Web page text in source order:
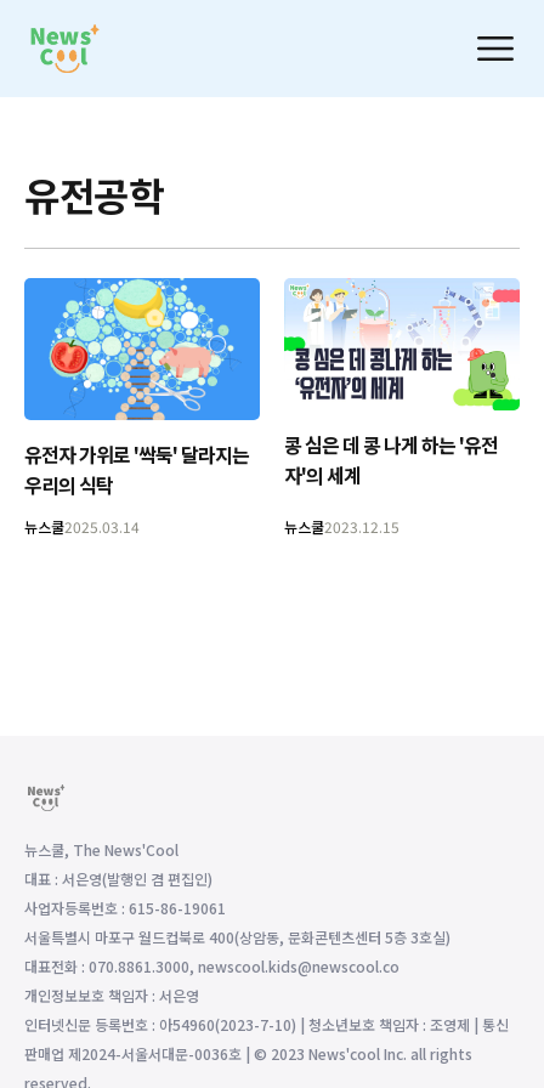
유전공학
유전자 가위로 '싹둑' 달라지는
우리의 식탁
뉴스쿨2025.03.14
콩 심은 데 콩 나게 하는 '유전
자'의 세계
뉴스쿨2023.12.15
뉴스쿨, The News'Cool
대표 : 서은영(발행인 겸 편집인)
사업자등록번호 : 615-86-19061
서울특별시 마포구 월드컵북로 400(상암동, 문화콘텐츠센터 5층 3호실)
대표전화 : 070.8861.3000, newscool.kids@newscool.co
개인정보보호 책임자 : 서은영
인터넷신문 등록번호 : 아54960(2023-7-10) | 청소년보호 책임자 : 조영제 | 통신
판매업 제2024-서울서대문-0036호 | © 2023 News'cool Inc. all rights
reserved.